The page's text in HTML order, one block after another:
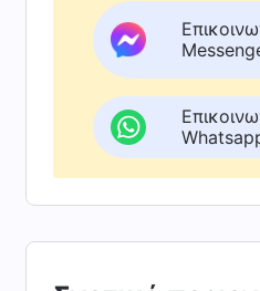
δράκοντα και, εν
κατόπιν του οποίου
έργου του Θεού.
«Ο Λόγος», τόμ. 1: